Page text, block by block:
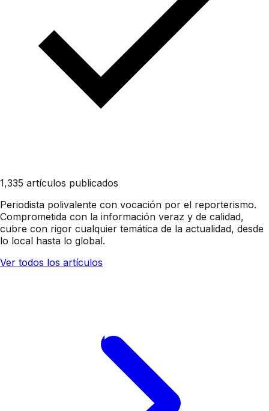
1,335 artículos publicados
Periodista polivalente con vocación por el reporterismo.
Comprometida con la información veraz y de calidad,
cubre con rigor cualquier temática de la actualidad, desde
lo local hasta lo global.
Ver todos los artículos